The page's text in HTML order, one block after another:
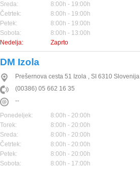
Sreda:
8:00h - 19:00h
Četrtek:
8:00h - 19:00h
Petek:
8:00h - 19:00h
Sobota:
8:00h - 13:00h
Nedelja:
Zaprto
DM Izola
Prešernova cesta 51 Izola , SI 6310 Slovenija
(00386) 05 662 16 35
--
Ponedeljek:
8:00h - 20:00h
Torek:
8:00h - 20:00h
Sreda:
8:00h - 20:00h
Četrtek:
8:00h - 20:00h
Petek:
8:00h - 20:00h
Sobota:
8:00h - 17:00h